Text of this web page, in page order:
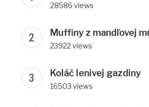
28586 views
Muffiny z mandľovej
23922 views
Koláč lenivej gazdiny
16503 views